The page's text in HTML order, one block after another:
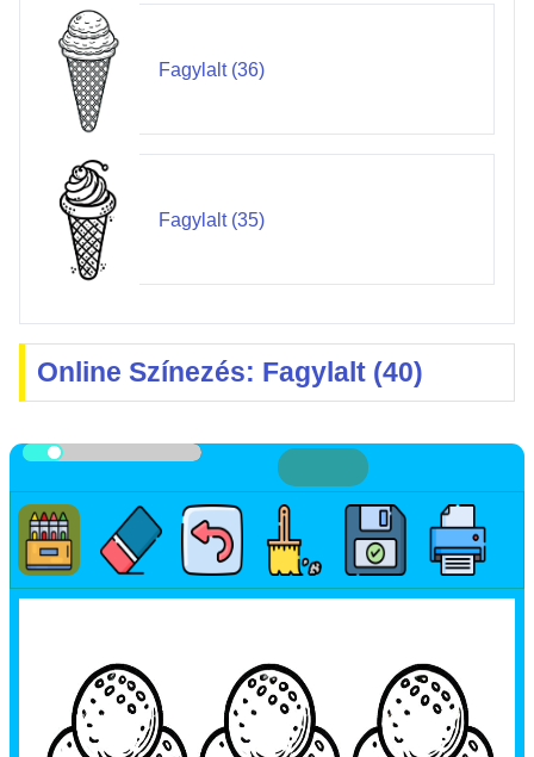
Fagylalt (36)
Fagylalt (35)
Online Színezés: Fagylalt (40)